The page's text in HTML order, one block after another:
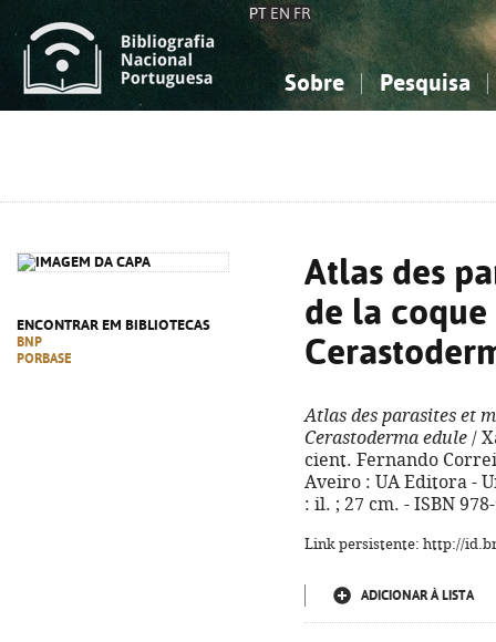
PT EN FR
Sobre Pesquisa
ENCONTRAR EM BIBLIOTECAS
BNP
PORBASE
Atlas des
de la
Atlas des parasites et
Cerastoderma edule /
cient. Fernando
Aveiro : UA Editora -
: il. ; 27 cm. - ISBN
Link persistente: http://
ADICIONAR À LISTA